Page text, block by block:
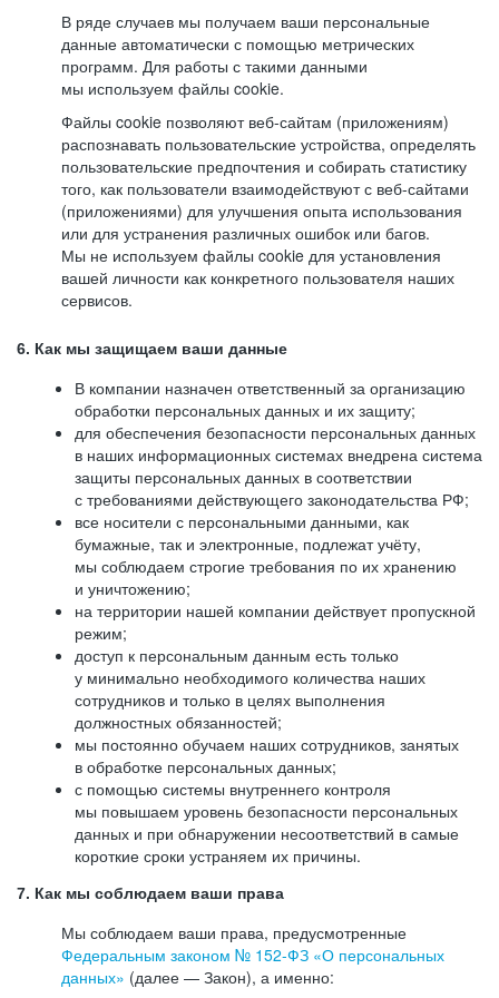
В ряде случаев мы получаем ваши персональные
данные автоматически с помощью метрических
программ. Для работы с такими данными
мы используем файлы cookie.
Файлы cookie позволяют веб-сайтам (приложениям)
распознавать пользовательские устройства, определять
пользовательские предпочтения и собирать статистику
того, как пользователи взаимодействуют с веб-сайтами
(приложениями) для улучшения опыта использования
или для устранения различных ошибок или багов.
Мы не используем файлы cookie для установления
вашей личности как конкретного пользователя наших
сервисов.
6. Как мы защищаем ваши данные
В компании назначен ответственный за организацию
обработки персональных данных и их защиту;
для обеспечения безопасности персональных данных
в наших информационных системах внедрена система
защиты персональных данных в соответствии
с требованиями действующего законодательства РФ;
все носители с персональными данными, как
бумажные, так и электронные, подлежат учёту,
мы соблюдаем строгие требования по их хранению
и уничтожению;
на территории нашей компании действует пропускной
режим;
доступ к персональным данным есть только
у минимально необходимого количества наших
сотрудников и только в целях выполнения
должностных обязанностей;
мы постоянно обучаем наших сотрудников, занятых
в обработке персональных данных;
с помощью системы внутреннего контроля
мы повышаем уровень безопасности персональных
данных и при обнаружении несоответствий в самые
короткие сроки устраняем их причины.
7. Как мы соблюдаем ваши права
Мы соблюдаем ваши права, предусмотренные
Федеральным законом № 152-ФЗ «О персональных
данных» (далее — Закон), а именно: